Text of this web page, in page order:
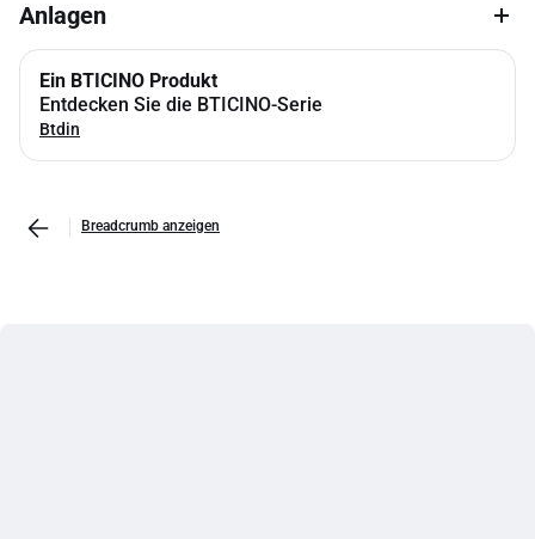
Anlagen
Ein BTICINO Produkt
Entdecken Sie die BTICINO-Serie
Btdin
Breadcrumb anzeigen